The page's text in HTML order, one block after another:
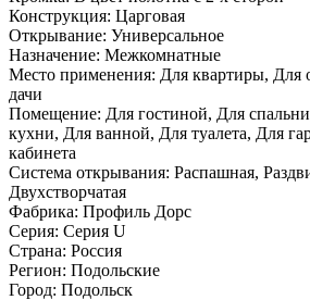
Конструкция: Царговая
Открывание: Универсальное
Назначение: Межкомнатные
Место применения: Для квартиры, Для
дачи
Помещение: Для гостиной, Для
кухни, Для ванной, Для туалета, Для
кабинета
Система открывания: Распашная,
Двухстворчатая
Фабрика: Профиль Дорс
Серия: Серия U
Страна: Россия
Регион: Подольские
Город: Подольск